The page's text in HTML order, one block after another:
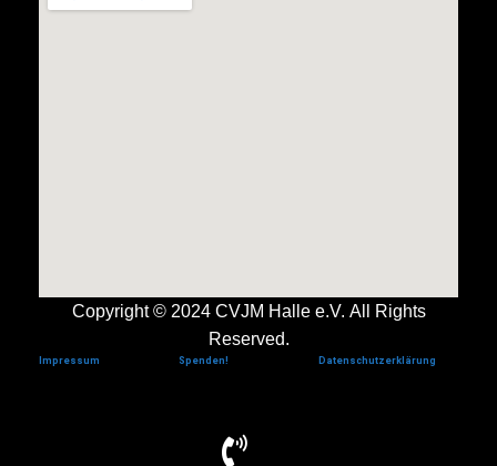
Copyright © 2024 CVJM Halle e.V. All Rights
Reserved.
Impressum Spenden! Datenschutzerklärung